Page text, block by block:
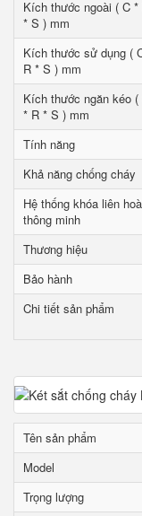
Kích thước ngoài ( C *
* S ) mm
Kích thước sử dụng (
R * S ) mm
Kích thước ngăn kéo (
* R * S ) mm
Tính năng
Khả năng chống cháy
Hệ thống khóa liên
thông minh
Thương hiệu
Bảo hành
Chi tiết sản phẩm
Tên sản phẩm
Model
Trọng lượng